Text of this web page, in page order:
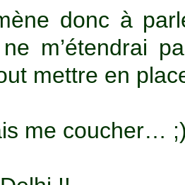
donc à
m’étendrai
mettre en
me coucher…